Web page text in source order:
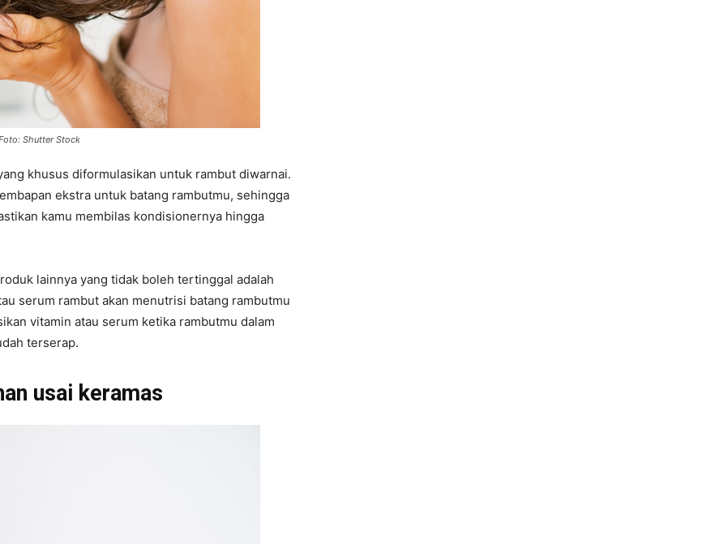
Shutter Stock
khusus diformulasikan untuk rambut diwarnai.
ekstra untuk batang rambutmu, sehingga
kamu membilas kondisionernya hingga
lainnya yang tidak boleh tertinggal adalah
serum rambut akan menutrisi batang rambutmu
vitamin atau serum ketika rambutmu dalam
terserap.
usai keramas